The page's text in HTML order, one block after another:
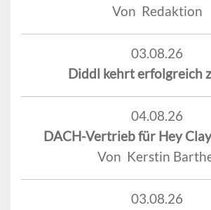
Von Redaktion
03.08.26
Diddl kehrt erfolgreich
04.08.26
DACH-Vertrieb für Hey
Von Kerstin
03.08.26